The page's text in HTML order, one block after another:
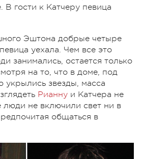
В гости к Катчеру певица
Эштона добрые четыре
уехала. Чем все это
занимались, остается только
на то, что в доме, под
укрылись звезды, масса
Рианну и Катчера не
люди не включили свет ни в
общаться в